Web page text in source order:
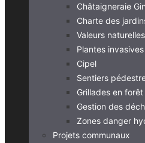
Châtaigneraie
Charte des
Valeurs
Plantes invasives
Cipel
Sentiers
Grillades en forêt
Gestion des
Zones danger
Projets communaux